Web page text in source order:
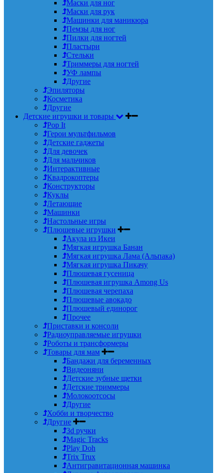
Маски для ног
Маски для рук
Машинки для маникюра
Пемзы для ног
Пилки для ногтей
Пластыри
Стельки
Триммеры для ногтей
УФ лампы
Другие
Эпиляторы
Косметика
Другие
Детские игрушки и товары
Pop It
Герои мультфильмов
Детские гаджеты
Для девочек
Для мальчиков
Интерактивные
Квадрокоптеры
Конструкторы
Куклы
Летающие
Машинки
Настольные игры
Плюшевые игрушки
Акула из Икеи
Мягкая игрушка Банан
Мягкая игрушка Лама (Альпака)
Мягкая игрушка Пикачу
Плюшевая гусеница
Плюшевая игрушка Among Us
Плюшевая черепаха
Плюшевые авокадо
Плюшевый единорог
Прочее
Приставки и консоли
Радиоуправляемые игрушки
Роботы и трансформеры
Товары для мам
Бандажи для беременных
Видеоняни
Детские зубные щетки
Детские триммеры
Молокоотсосы
Другие
Хобби и творчество
Другие
3d ручки
Magic Tracks
Play Doh
Trix Trux
Антигравитационная машинка